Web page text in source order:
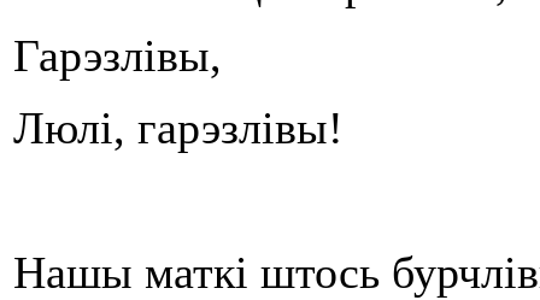
Гарэзлівы,
Люлі, гарэзлівы!
Нашы маткі штось